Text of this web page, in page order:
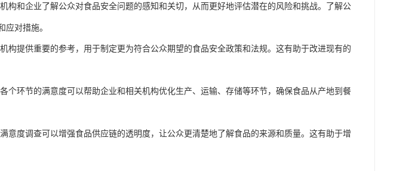
构和企业了解公众对食品安全问题的感知和关切，从而更好地评估潜在的风险和挑战。了解公
应对措施。
构提供重要的参考，用于制定更为符合公众期望的食品安全政策和法规。这有助于改进现有的
个环节的满意度可以帮助企业和相关机构优化生产、运输、存储等环节，确保食品从产地到餐
意度调查可以增强食品供应链的透明度，让公众更清楚地了解食品的来源和质量。这有助于增